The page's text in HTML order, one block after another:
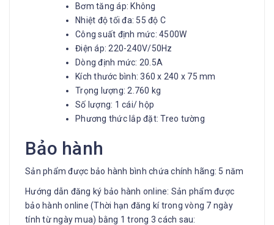
Bơm tăng áp: Không
Nhiệt độ tối đa: 55 độ C
Công suất định mức: 4500W
Điện áp: 220-240V/50Hz
Dòng định mức: 20.5A
Kích thước bình: 360 x 240 x 75 mm
Trọng lượng: 2.760 kg
Số lượng: 1 cái/ hộp
Phương thức lắp đặt: Treo tường
Bảo hành
Sản phẩm được bảo hành bình chứa chính hãng: 5 năm
Hướng dẫn đăng ký bảo hành online: Sản phẩm được
bảo hành online (Thời hạn đăng kí trong vòng 7 ngày
tính từ ngày mua) bằng 1 trong 3 cách sau: